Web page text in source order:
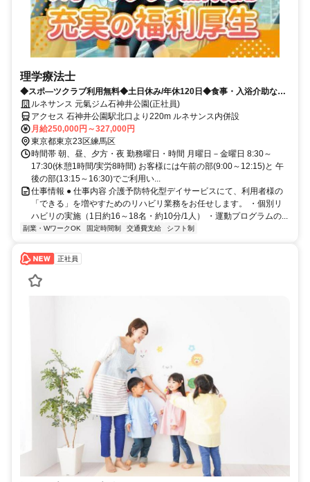
理学療法士
◆スポ―ツクラブ利用無料◆土日休み/年休120日◆食事・入浴介助なし
◆残業少なめ
ルネサンス 元氣ジム石神井公園(正社員)
アクセス 石神井公園駅北口より220m ルネサンス内併設
月給250,000円～327,000円
東京都東京23区練馬区
時間帯 朝、昼、夕方・夜 勤務曜日・時間 月曜日－金曜日 8:30～
17:30(休憩1時間/実労8時間) お客様には午前の部(9:00～12:15)と 午
後の部(13:15～16:30)でご利用い...
仕事情報 ● 仕事内容 介護予防特化型デイサービスにて、利用者様の
「できる」を増やすためのリハビリ業務をお任せします。 ・個別リ
ハビリの実施（1日約16～18名・約10分/1人） ・運動プログラムの...
副業・WワークOK 固定時間制 交通費支給 シフト制
正社員